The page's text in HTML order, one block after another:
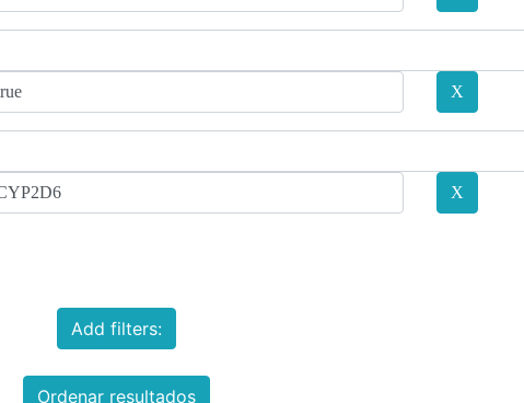
Add filters:
Ordenar resultados